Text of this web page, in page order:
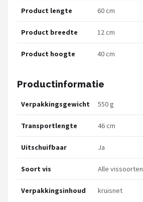
Product lengte 60 cm
Product breedte 12 cm
Product hoogte 40 cm
Productinformatie
Verpakkingsgewicht 550 g
Transportlengte 46 cm
Uitschuifbaar Ja
Soort vis Alle vissoorten
Verpakkingsinhoud kruisnet